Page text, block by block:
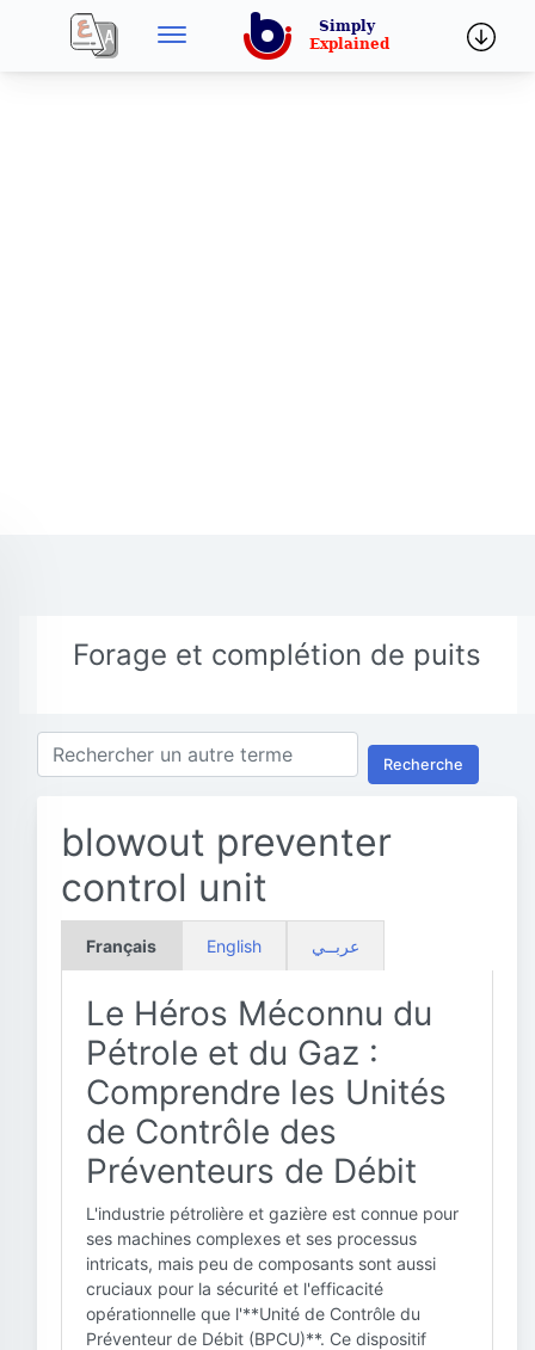
Forage et complétion de puits
Recherche
blowout preventer
control unit
Français English عربــي
Le Héros Méconnu du
Pétrole et du Gaz :
Comprendre les Unités
de Contrôle des
Préventeurs de Débit
L'industrie pétrolière et gazière est connue pour
ses machines complexes et ses processus
intricats, mais peu de composants sont aussi
cruciaux pour la sécurité et l'efficacité
opérationnelle que l'**Unité de Contrôle du
Préventeur de Débit (BPCU)**. Ce dispositif